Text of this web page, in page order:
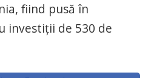
fiind pusă în
investiţii de 530 de